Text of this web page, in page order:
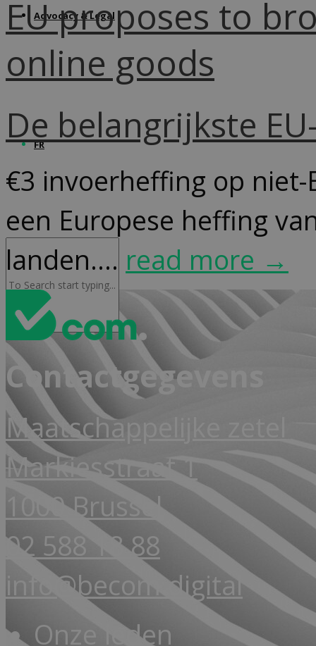
Advocacy & Legal
FR
EU proposes to
online goods
De belangrijkste
€3 invoerheffing op niet-
een Europese heffing
landen.... read more →
Contactgegevens
Maatschappelijke zetel
Markiesstraat 1
1000 Brussel
02 588 18 88
info@becom.digital
Onze leden